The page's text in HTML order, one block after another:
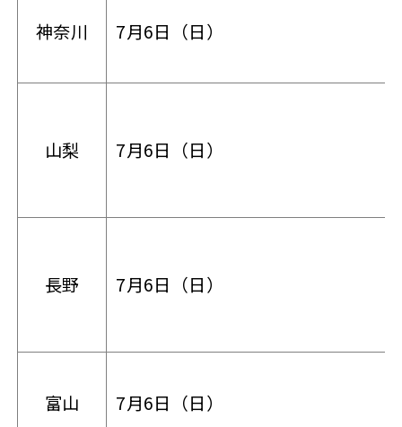
神奈川 7月6日（日）
山梨 7月6日（日）
長野 7月6日（日）
富山 7月6日（日）